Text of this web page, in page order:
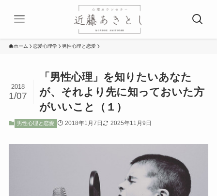
ホーム 恋愛心理学 男性心理と恋愛
「男性心理」を知りたいあなた
が、それより先に知っておいた方
がいいこと（１）
2018
1/07
男性心理と恋愛 2018年1月7日 2025年11月9日